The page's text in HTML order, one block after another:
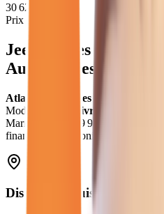
30 621
Prix moyen
Jeep neuvesà
Automobiles
Atlas Automobiles
Modèles
Livraison gratuite à
Marne
29 950
financement disponible.
Distance depuis